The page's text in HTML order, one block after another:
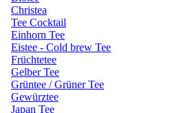
Christea
Tee Cocktail
Einhorn Tee
Eistee - Cold brew Tee
Früchtetee
Gelber Tee
Grüntee / Grüner Tee
Gewürztee
Japan Tee